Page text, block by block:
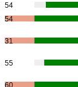
54
54
31
55
60